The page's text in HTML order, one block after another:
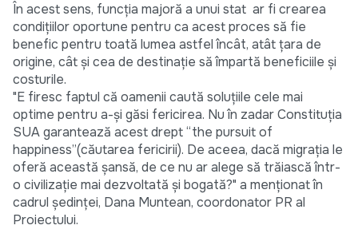
În acest sens, funcția majoră a unui stat ar fi crearea
condițiilor oportune pentru ca acest proces să fie
benefic pentru toată lumea astfel încât, atât țara de
origine, cât şi cea de destinație să împartă beneficiile şi
costurile.
"E firesc faptul că oamenii caută soluțiile cele mai
optime pentru a-şi găsi fericirea. Nu în zadar Constituția
SUA garantează acest drept “the pursuit of
happiness”(căutarea fericirii). De aceea, dacă migrația le
oferă această şansă, de ce nu ar alege să trăiască într-
o civilizație mai dezvoltată şi bogată?" a menţionat în
cadrul şedinţei, Dana Muntean, coordonator PR al
Proiectului.